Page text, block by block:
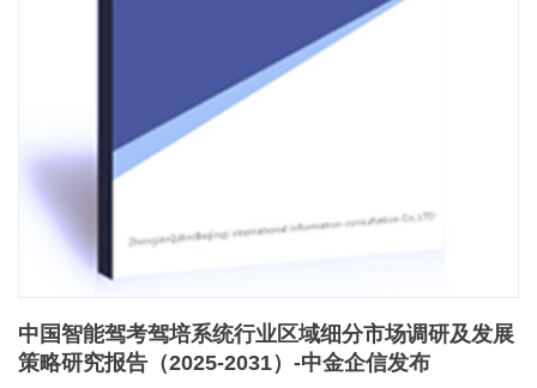
中国智能驾考驾培系统行业区域细分市场调研及发展
策略研究报告（2025-2031）-中金企信发布